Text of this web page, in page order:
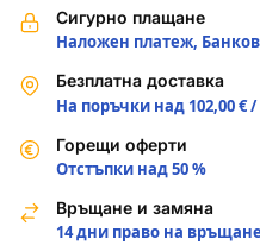
Сигурно плащане
Наложен платеж,
Безплатна доставка
На поръчки над 102,00 € /
Горещи оферти
Отстъпки над 50 %
Връщане и замяна
14 дни право на връщане